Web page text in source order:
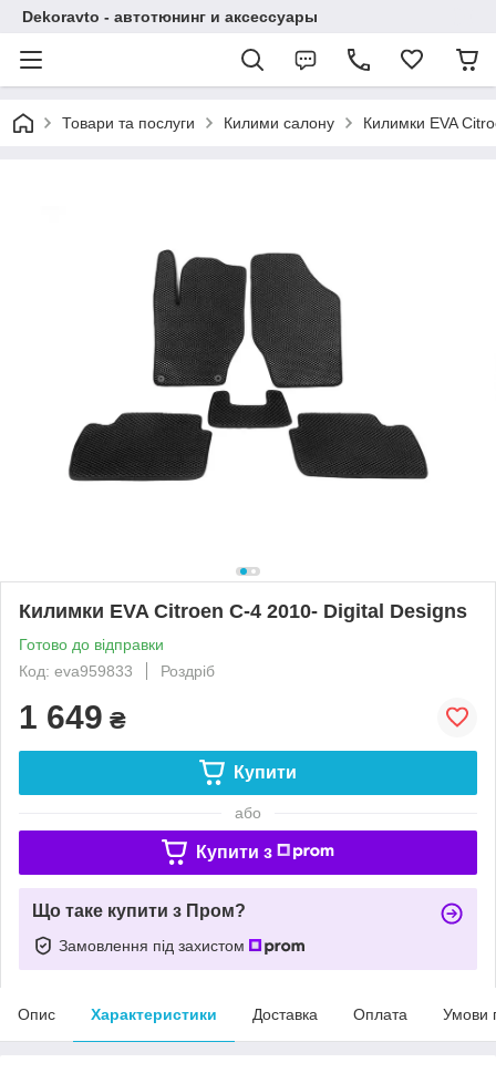
Dekoravto - автотюнинг и аксессуары
Товари та послуги Килими салону Килимки EVA
Килимки EVA Citroen C-4 2010- Digital Designs
Готово до відправки
Код: eva959833
Роздріб
1 649 ₴
Купити
або
Купити з
Що таке купити з Пром?
Замовлення під захистом
Опис Характеристики Доставка Оплата Умови